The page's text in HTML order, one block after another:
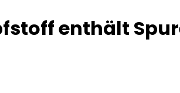
enthält